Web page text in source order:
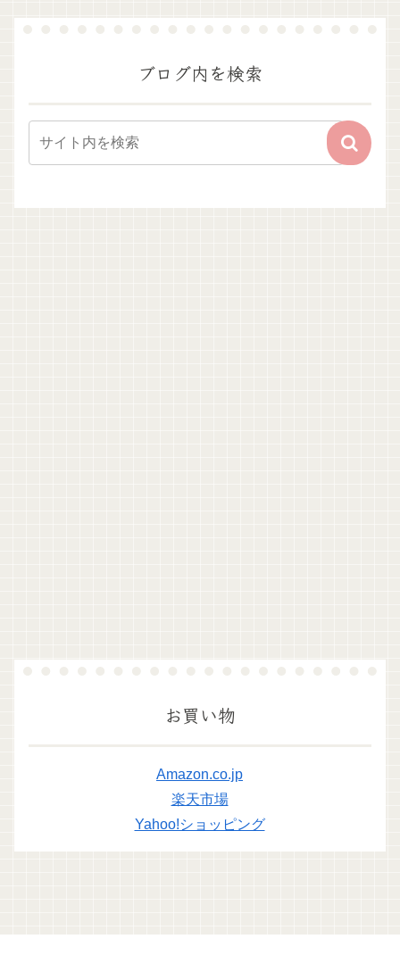
ブログ内を検索
お買い物
Amazon.co.jp
楽天市場
Yahoo!ショッピング